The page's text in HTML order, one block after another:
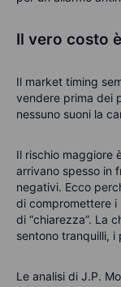
Il vero costo
Il market timing
vendere prima dei
nessuno suoni la
Il rischio maggiore
arrivano spesso in
negativi. Ecco
di compromettere i
di “chiarezza”. La
sentono tranquilli, i
Le analisi di J.P.